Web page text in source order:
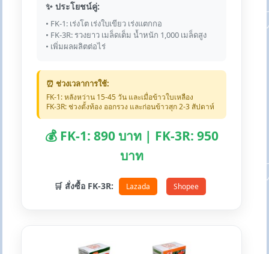
✨ ประโยชน์คู่:
• FK-1: เร่งโต เร่งใบเขียว เร่งแตกกอ
• FK-3R: รวงยาว เมล็ดเต็ม น้ำหนัก 1,000 เมล็ดสูง
• เพิ่มผลผลิตต่อไร่
⏰ ช่วงเวลาการใช้:
FK-1: หลังหว่าน 15-45 วัน และเมื่อข้าวใบเหลือง
FK-3R: ช่วงตั้งท้อง ออกรวง และก่อนข้าวสุก 2-3 สัปดาห์
💰 FK-1: 890 บาท | FK-3R: 950
บาท
🛒 สั่งซื้อ FK-3R: Lazada Shopee